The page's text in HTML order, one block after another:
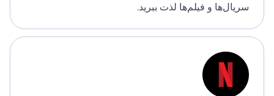
سریال‌ها و فیلم‌ها لذت ببرید.